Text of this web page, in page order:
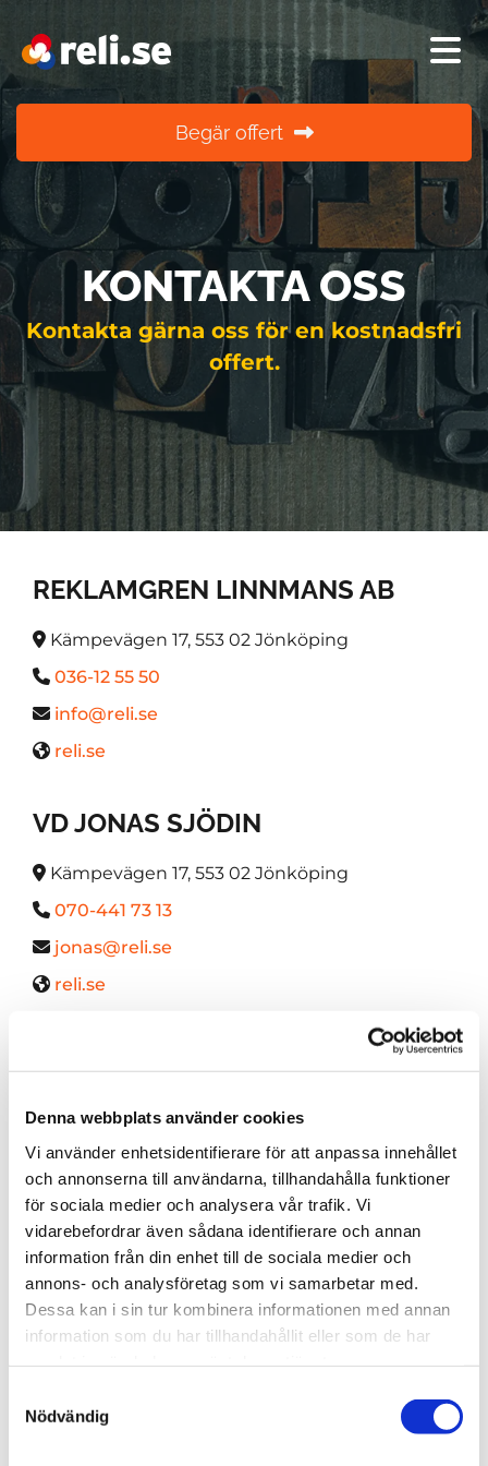
Denna webbplats använder cookies
Vi använder enhetsidentifierare för att anpassa innehållet
och annonserna till användarna, tillhandahålla funktioner
för sociala medier och analysera vår trafik. Vi
vidarebefordrar även sådana identifierare och annan
information från din enhet till de sociala medier och
annons- och analysföretag som vi samarbetar med.
Dessa kan i sin tur kombinera informationen med annan
information som du har tillhandahållit eller som de har
Nödvändig
Begär offert
KONTAKTA OSS
Kontakta gärna oss för en kostnadsfri
offert.
REKLAMGREN LINNMANS AB
 Kämpevägen 17, 553 02 Jönköping
 036-12 55 50
 info@reli.se
 reli.se
VD JONAS SJÖDIN
 Kämpevägen 17, 553 02 Jönköping
 070-441 73 13
 jonas@reli.se
 reli.se
Måndag
Tisdag
08:00 - 17:00
Onsdag
08:00 - 17:00
Torsdag
08:00 - 17:00
Fredag
08:00 - 15:00
Lördag
Stängt
Söndag
Stängt
SKICKA ETT MEDDELANDE